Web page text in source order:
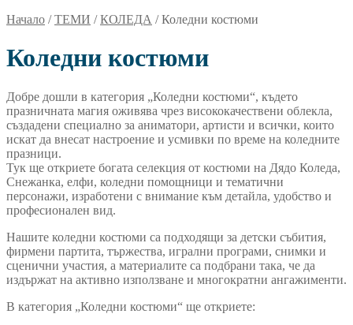
Начало /ТЕМИ /КОЛЕДА /Коледни костюми
Коледни костюми
Добре дошли в категория „Коледни костюми“, където
празничната магия оживява чрез висококачествени облекла,
създадени специално за аниматори, артисти и всички, които
искат да внесат настроение и усмивки по време на коледните
празници.
Тук ще откриете богата селекция от костюми на Дядо Коледа,
Снежанка, елфи, коледни помощници и тематични
персонажи, изработени с внимание към детайла, удобство и
професионален вид.
Нашите коледни костюми са подходящи за детски събития,
фирмени партита, тържества, игрални програми, снимки и
сценични участия, а материалите са подбрани така, че да
издържат на активно използване и многократни ангажименти.
В категория „Коледни костюми“ ще откриете: